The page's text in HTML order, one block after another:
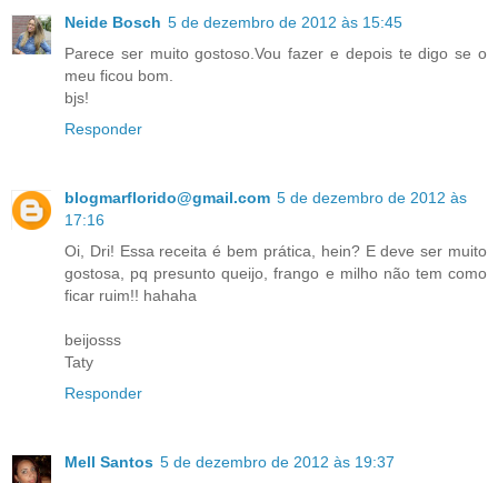
Neide Bosch 5 de dezembro de 2012 às 15:45
Parece ser muito gostoso.Vou fazer e depois te digo se o
meu ficou bom.
bjs!
Responder
blogmarflorido@gmail.com 5 de dezembro de 2012 às
17:16
Oi, Dri! Essa receita é bem prática, hein? E deve ser muito
gostosa, pq presunto queijo, frango e milho não tem como
ficar ruim!! hahaha
beijosss
Taty
Responder
Mell Santos 5 de dezembro de 2012 às 19:37